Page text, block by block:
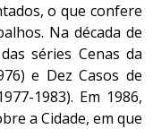
o que confere
Na década de
séries Cenas da
e Dez Casos de
1983). Em 1986,
a Cidade, em que